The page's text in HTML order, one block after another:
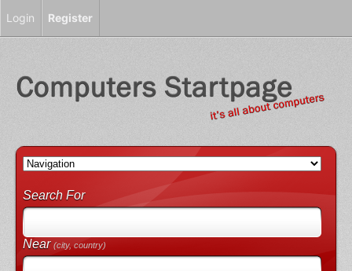
Search For
Near(city, country)
Login Register